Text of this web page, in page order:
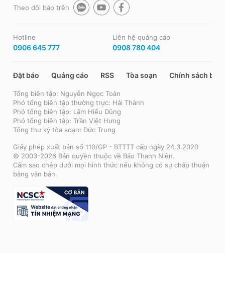
Theo dõi báo trên
Hotline
0906 645 777
Liên hệ quảng cáo
0908 780 404
Đặt báo Quảng cáo RSS Tòa soạn Chính sách bảo
Tổng biên tập: Nguyễn Ngọc Toàn
Phó tổng biên tập thường trực: Hải Thành
Phó tổng biên tập: Lâm Hiếu Dũng
Phó tổng biên tập: Trần Việt Hưng
Tổng thư ký tòa soạn: Đức Trung
Giấy phép xuất bản số 110/GP - BTTTT cấp ngày 24.3.2020
© 2003-2026 Bản quyền thuộc về Báo Thanh Niên.
Cấm sao chép dưới mọi hình thức nếu không có sự chấp thuận
bằng văn bản.